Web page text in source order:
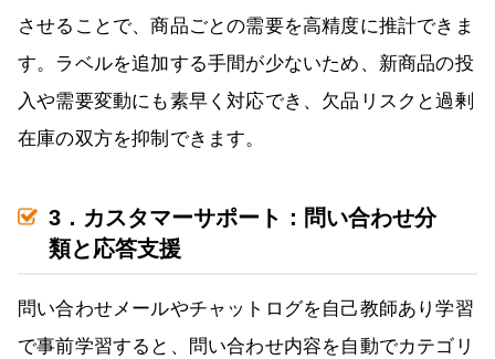
させることで、商品ごとの需要を高精度に推計できま
す。ラベルを追加する手間が少ないため、新商品の投
入や需要変動にも素早く対応でき、欠品リスクと過剰
在庫の双方を抑制できます。
3．カスタマーサポート：問い合わせ分
類と応答支援
問い合わせメールやチャットログを自己教師あり学習
で事前学習すると、問い合わせ内容を自動でカテゴリ